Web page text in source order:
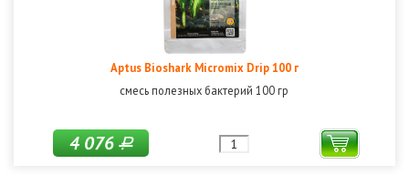
Aptus Bioshark Micromix Drip 100 г
смесь полезных бактерий 100 гр
4 076Р